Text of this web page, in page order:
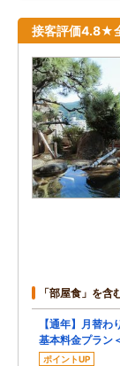
接客評価4.8★
「部屋食」を含
【通年】月替
基本料金プラン
ポイントUP